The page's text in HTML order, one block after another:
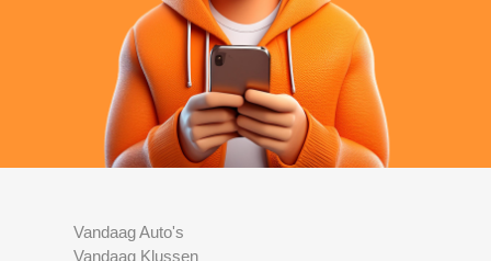
Vandaag Auto's
Vandaag Klussen